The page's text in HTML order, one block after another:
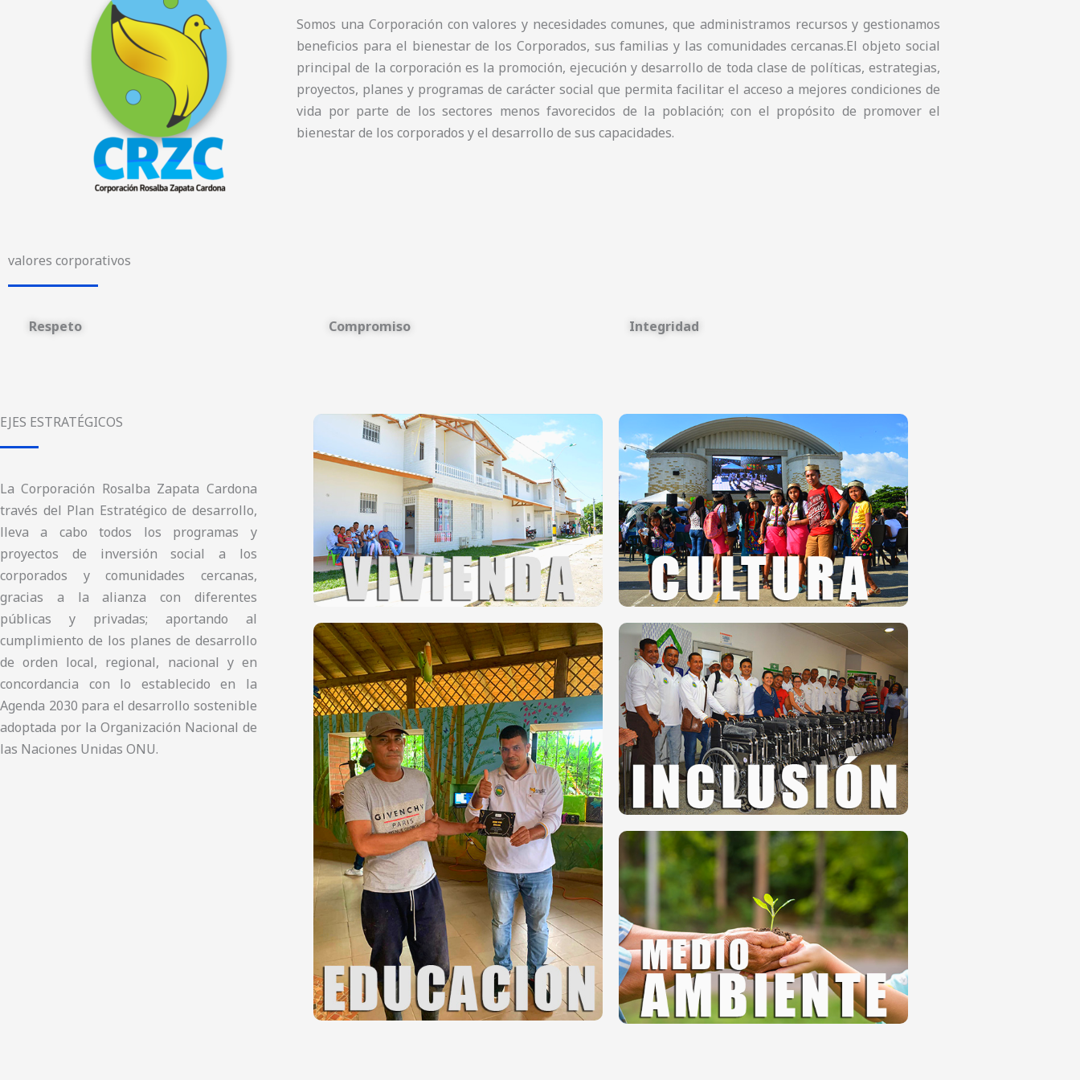
Somos una Corporación con valores y necesidades comunes, que administramos recursos y gestionamos
beneficios para el bienestar de los Corporados, sus familias y las comunidades cercanas.El objeto social
principal de la corporación es la promoción, ejecución y desarrollo de toda clase de políticas, estrategias,
proyectos, planes y programas de carácter social que permita facilitar el acceso a mejores condiciones de
vida por parte de los sectores menos favorecidos de la población; con el propósito de promover el
bienestar de los corporados y el desarrollo de sus capacidades.
valores corporativos
Respeto Compromiso Integridad
EJES ESTRATÉGICOS
La Corporación Rosalba Zapata Cardona
través del Plan Estratégico de desarrollo,
lleva a cabo todos los programas y
proyectos de inversión social a los
corporados y comunidades cercanas,
gracias a la alianza con diferentes
públicas y privadas; aportando al
cumplimiento de los planes de desarrollo
de orden local, regional, nacional y en
concordancia con lo establecido en la
Agenda 2030 para el desarrollo sostenible
adoptada por la Organización Nacional de
las Naciones Unidas ONU.